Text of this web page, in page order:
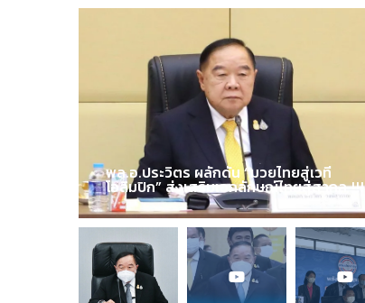
พล.อ.ประวิตร ผลักดัน “มวยไทยสู่เวที
โอลิมปิก” ส่งเสริมเอกลักษณ์ไทยสู่สากล !!!